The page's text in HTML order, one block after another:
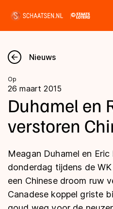
Nieuws
Kalender
Disciplines
Langebaan
Shorttrack
Inlineskaten
Uitslagen
Langebaan
Shorttrack
Tijden & historie
Nieuws
Op
26 maart 2015
Duhamel en
verstoren
Meagan Duhamel en
donderdag tijdens de
een Chinese droom ruw
Canadese koppel griste